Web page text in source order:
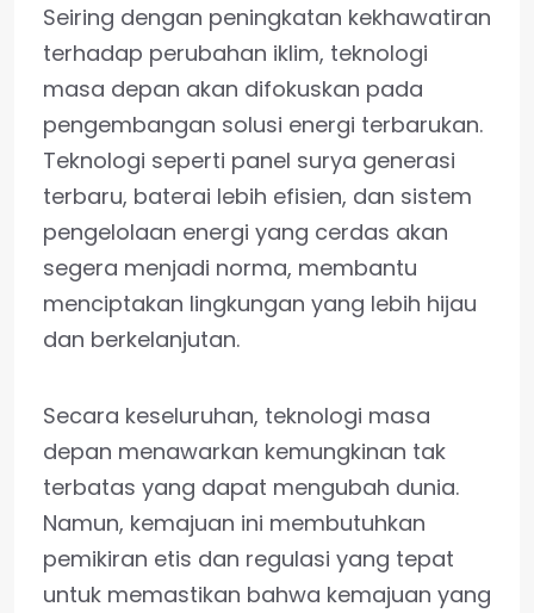
Seiring dengan peningkatan kekhawatiran
terhadap perubahan iklim, teknologi
masa depan akan difokuskan pada
pengembangan solusi energi terbarukan.
Teknologi seperti panel surya generasi
terbaru, baterai lebih efisien, dan sistem
pengelolaan energi yang cerdas akan
segera menjadi norma, membantu
menciptakan lingkungan yang lebih hijau
dan berkelanjutan.
Secara keseluruhan, teknologi masa
depan menawarkan kemungkinan tak
terbatas yang dapat mengubah dunia.
Namun, kemajuan ini membutuhkan
pemikiran etis dan regulasi yang tepat
untuk memastikan bahwa kemajuan yang